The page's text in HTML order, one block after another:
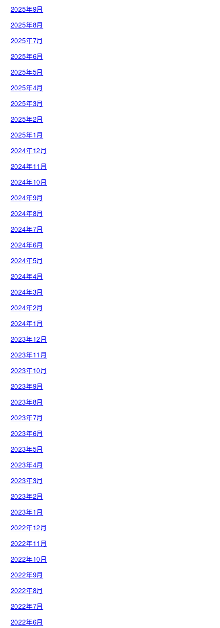
2025年9月
2025年8月
2025年7月
2025年6月
2025年5月
2025年4月
2025年3月
2025年2月
2025年1月
2024年12月
2024年11月
2024年10月
2024年9月
2024年8月
2024年7月
2024年6月
2024年5月
2024年4月
2024年3月
2024年2月
2024年1月
2023年12月
2023年11月
2023年10月
2023年9月
2023年8月
2023年7月
2023年6月
2023年5月
2023年4月
2023年3月
2023年2月
2023年1月
2022年12月
2022年11月
2022年10月
2022年9月
2022年8月
2022年7月
2022年6月